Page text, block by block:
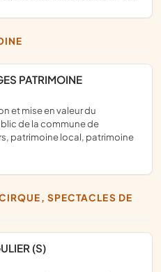
PATRIMOINE
de la commune de
patrimoine local, patrimoine
(S)